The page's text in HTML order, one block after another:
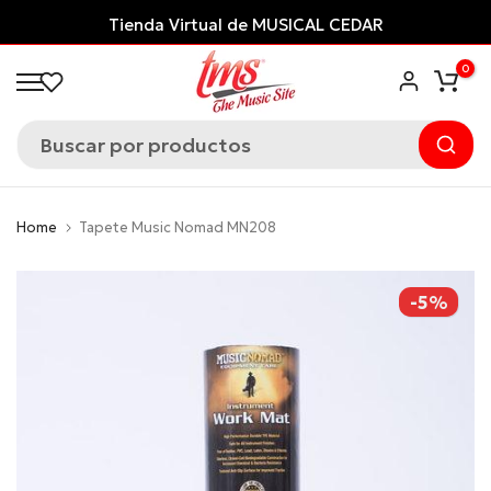
al
contenido
Tienda Virtual de MUSICAL CEDAR
0
Home Tapete Music Nomad MN208
-5%